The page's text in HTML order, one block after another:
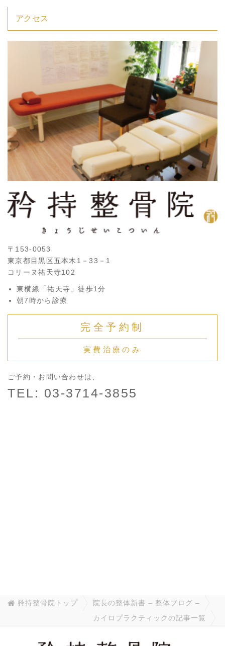
アクセス
〒153-0053
東京都目黒区五本木1－33－1
コリーヌ祐天寺102
東横線「祐天寺」徒歩1分
朝7時から診療
完全予約制
実費治療のみ
ご予約・お問い合わせは、
TEL: 03-3714-3855
矜持整骨院トップ
院長の整体新書 – 整体ブログ –
カイロプラクティックの記事一覧